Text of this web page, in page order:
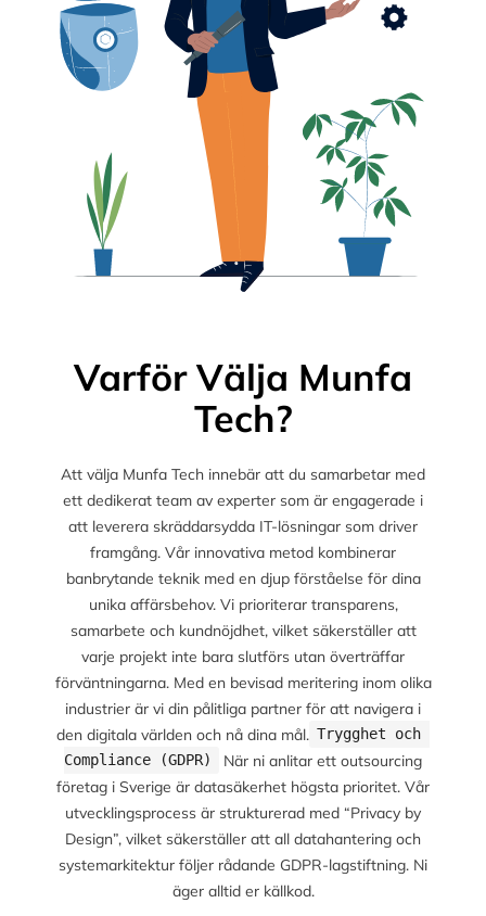
Varför Välja Munfa
Tech?
Att välja Munfa Tech innebär att du samarbetar med
ett dedikerat team av experter som är engagerade i
att leverera skräddarsydda IT-lösningar som driver
framgång. Vår innovativa metod kombinerar
banbrytande teknik med en djup förståelse för dina
unika affärsbehov. Vi prioriterar transparens,
samarbete och kundnöjdhet, vilket säkerställer att
varje projekt inte bara slutförs utan överträffar
förväntningarna. Med en bevisad meritering inom olika
industrier är vi din pålitliga partner för att navigera i
den digitala världen och nå dina mål. Trygghet och
Compliance (GDPR)
När ni anlitar ett outsourcing
företag i Sverige är datasäkerhet högsta prioritet. Vår
utvecklingsprocess är strukturerad med “Privacy by
Design”, vilket säkerställer att all datahantering och
systemarkitektur följer rådande GDPR-lagstiftning. Ni
äger alltid er källkod.